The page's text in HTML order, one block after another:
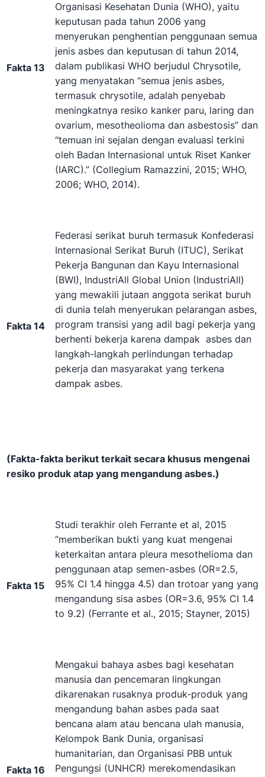
Fakta 13
Organisasi Kesehatan Dunia (WHO), yaitu
keputusan pada tahun 2006 yang
menyerukan penghentian penggunaan semua
jenis asbes dan keputusan di tahun 2014,
dalam publikasi WHO berjudul Chrysotile,
yang menyatakan “semua jenis asbes,
termasuk chrysotile, adalah penyebab
meningkatnya resiko kanker paru, laring dan
ovarium, mesotheolioma dan asbestosis” dan
“temuan ini sejalan dengan evaluasi terkini
oleh Badan Internasional untuk Riset Kanker
(IARC).” (Collegium Ramazzini, 2015; WHO,
2006; WHO, 2014).
Fakta 14
Federasi serikat buruh termasuk Konfederasi
Internasional Serikat Buruh (ITUC), Serikat
Pekerja Bangunan dan Kayu Internasional
(BWI), IndustriAll Global Union (IndustriAll)
yang mewakili jutaan anggota serikat buruh
di dunia telah menyerukan pelarangan asbes,
program transisi yang adil bagi pekerja yang
berhenti bekerja karena dampak asbes dan
langkah-langkah perlindungan terhadap
pekerja dan masyarakat yang terkena
dampak asbes.
(Fakta-fakta berikut terkait secara khusus mengenai
resiko produk atap yang mengandung asbes.)
Fakta 15
Studi terakhir oleh Ferrante et al, 2015
“memberikan bukti yang kuat mengenai
keterkaitan antara pleura mesothelioma dan
penggunaan atap semen-asbes (OR=2.5,
95% CI 1.4 hingga 4.5) dan trotoar yang yang
mengandung sisa asbes (OR=3.6, 95% CI 1.4
to 9.2) (Ferrante et al., 2015; Stayner, 2015)
Fakta 16
Mengakui bahaya asbes bagi kesehatan
manusia dan pencemaran lingkungan
dikarenakan rusaknya produk-produk yang
mengandung bahan asbes pada saat
bencana alam atau bencana ulah manusia,
Kelompok Bank Dunia, organisasi
humanitarian, dan Organisasi PBB untuk
Pengungsi (UNHCR) merekomendasikan